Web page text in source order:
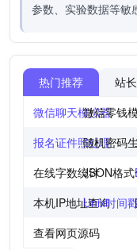
参数、实验数据等敏
热门推荐 站
微信聊天模拟器
微信零钱
报名证件照处理
随机密码
在线字数统计JSON格
本机IP地址查询
Unix时间
查看网页源码